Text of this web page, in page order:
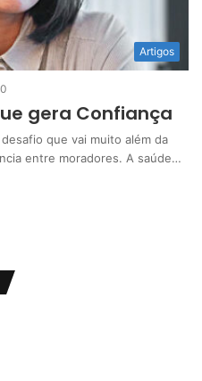
Artigos
gera Confiança
que vai muito além da
entre moradores. A saúde…